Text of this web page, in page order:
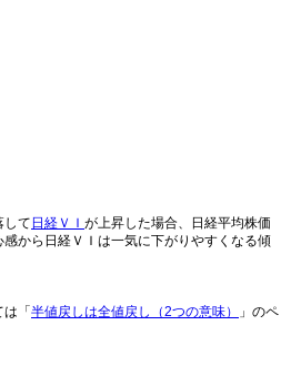
して 日経ＶＩ が上昇した場合、日経平均株価
から日経ＶＩは一気に下がりやすくなる傾
「 半値戻しは全値戻し（2つの意味）
」のペ